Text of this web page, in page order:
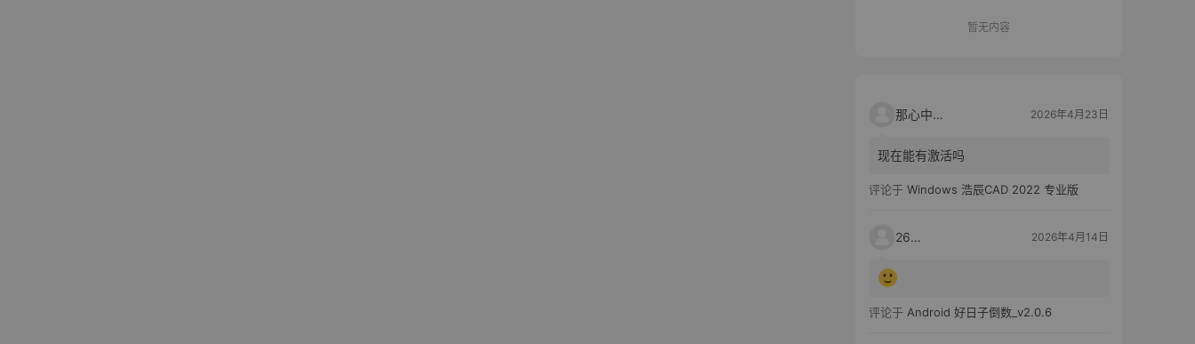
暂无内容
那心中的话 2026年4月23日
现在能有激活吗
评论于 Windows 浩辰CAD 2022 专业版
2603 2026年4月14日
评论于 Android 好日子倒数_v2.0.6